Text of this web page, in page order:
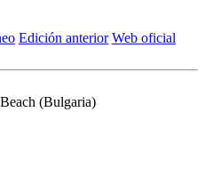
Edición anterior Web oficial
(Bulgaria)